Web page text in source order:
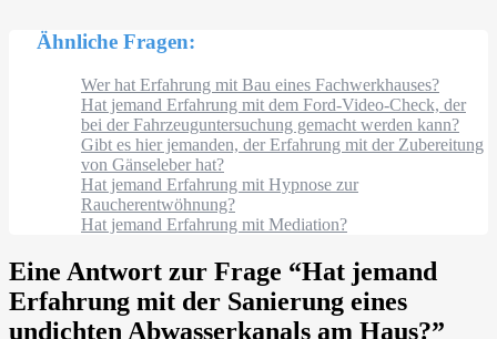
Ähnliche Fragen:
Wer hat Erfahrung mit Bau eines Fachwerkhauses?
Hat jemand Erfahrung mit dem Ford-Video-Check, der
bei der Fahrzeuguntersuchung gemacht werden kann?
Gibt es hier jemanden, der Erfahrung mit der Zubereitung
von Gänseleber hat?
Hat jemand Erfahrung mit Hypnose zur
Raucherentwöhnung?
Hat jemand Erfahrung mit Mediation?
Eine Antwort zur Frage “Hat jemand
Erfahrung mit der Sanierung eines
undichten Abwasserkanals am Haus?”